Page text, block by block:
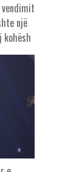
një
kohësh